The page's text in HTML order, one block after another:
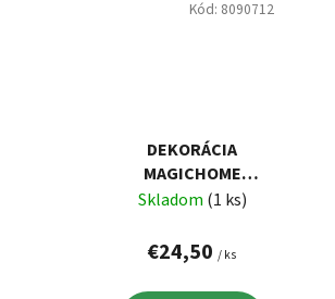
DEKORÁCIA
MAGICHOME
VIANOCE, DIEVČA,
Skladom (1 ks)
€24,50/ ks
Kód: 8090712